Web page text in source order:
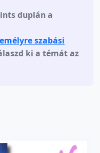
duplán a
szabási
ki a témát az